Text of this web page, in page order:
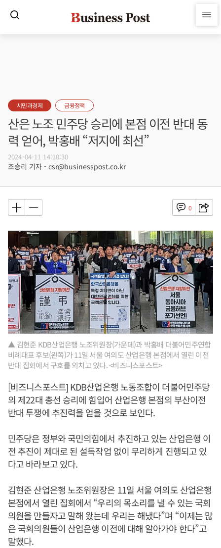
시민과경제 금융정책
산은 노조 민주당 승리에 본점 이전 반대 동
력 얻어, 박홍배 “저지에 최선”
2024-04-11 14:10:30
조승리 기자 - csr@businesspost.co.kr
0
▲ 김현준 KDB산업은행 노조위원장(가운데)과 박홍배 더불어민주연합
비례대표 후보(왼쪽)가 11일 서울 여의도 산업은행 본점에서 열린 이전
반대 집회에서 구호를 외치고 있다. <비즈니스포스트>
[비즈니스포스트] KDB산업은행 노동조합이 더불어민주당
의 제22대 총선 승리에 힘입어 산업은행 본점의 부산이전
반대 투쟁에 추진력을 얻을 것으로 보인다.
민주당은 정부와 국민의힘에서 추진하고 있는 산업은행 이
전 추진이 제대로 된 설득작업 없이 무리하게 진행되고 있
다고 바라보고 있다.
김현준 산업은행 노조위원장은 11일 서울 여의도 산업은행
본점에서 열린 집회에서 “우리의 목소리를 낼 수 있는 국회
의원을 만들자고 말해 왔는데 우리는 해냈다”며 “이제는 많
은 국회의원들이 산업은행 이전에 대해 알아가야 한다”고
말했다.